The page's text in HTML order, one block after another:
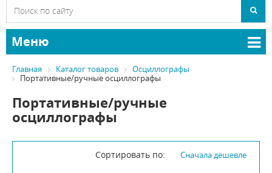
Меню
Главная Каталог товаров
Осциллографы
Портативные/ручные осциллографы
Портативные/ручные
осциллографы
Сортировать по: Сначала дешевле